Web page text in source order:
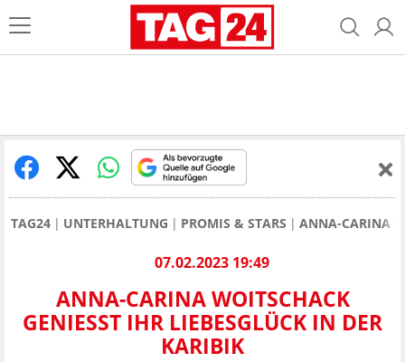
TAG24 UNTERHALTUNG PROMIS & STARS ANNA-CARINA
07.02.2023 19:49
ANNA-CARINA WOITSCHACK
GENIESST IHR LIEBESGLÜCK IN DER K
ARIBIK